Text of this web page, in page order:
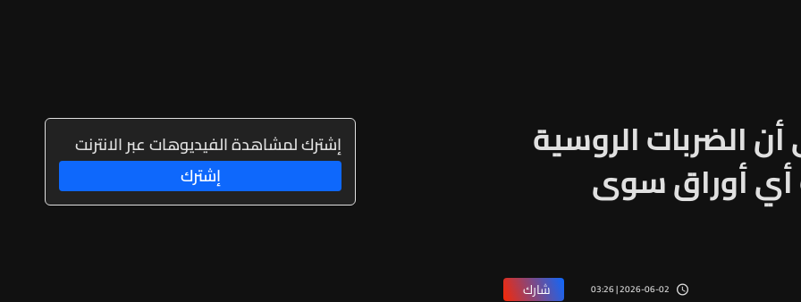
أن الضربات الروسية
أي أوراق سوى
2026-06-02 | 03:26 شارك
إشترك لمشاهدة الفيديوهات عبر الانترنت
إشترك